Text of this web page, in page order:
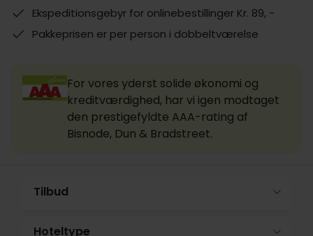
Ekspeditionsgebyr for onlinebestillinger Kr. 89, -
Pakkeprisen er per person i dobbeltværelse
For vores yderst solide økonomi og
kreditværdighed, har vi igen modtaget
den prestigefyldte AAA-rating af
Bisnode, Dun & Bradstreet.
Tilbud
Hoteltype